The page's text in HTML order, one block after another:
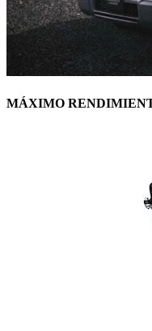
MÁXIMO